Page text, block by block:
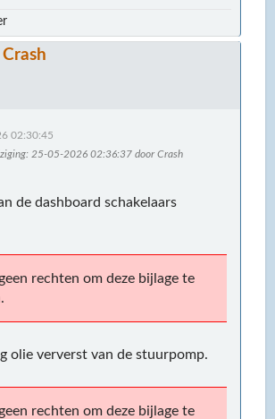
Crash
02:30:45
: 25-05-2026 02:36:37 door Crash
de dashboard schakelaars
rechten om deze bijlage te
olie ververst van de stuurpomp.
rechten om deze bijlage te